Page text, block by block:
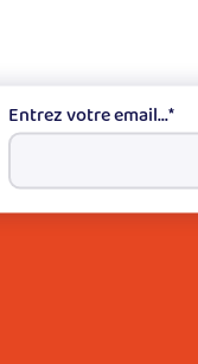
Entrez votre email...*